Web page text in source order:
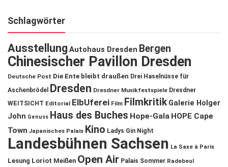
Schlagwörter
Ausstellung Autohaus Dresden Bergen
Chinesischer Pavillon Dresden
Deutsche Post Die Ente bleibt draußen Drei Haselnüsse für
Aschenbrödel
Dresden Dresdner Musikfestspiele Dresdner
WEITSICHT Editorial ElbUferei Film Filmkritik Galerie Holger
John Genuss Haus des Buches Hope-Gala HOPE Cape
Town Japanisches Palais Kino Ladys Gin Night
Landesbühnen Sachsen La Saxe à Paris
Lesung Loriot Meißen Open Air Palais Sommer Radebeul